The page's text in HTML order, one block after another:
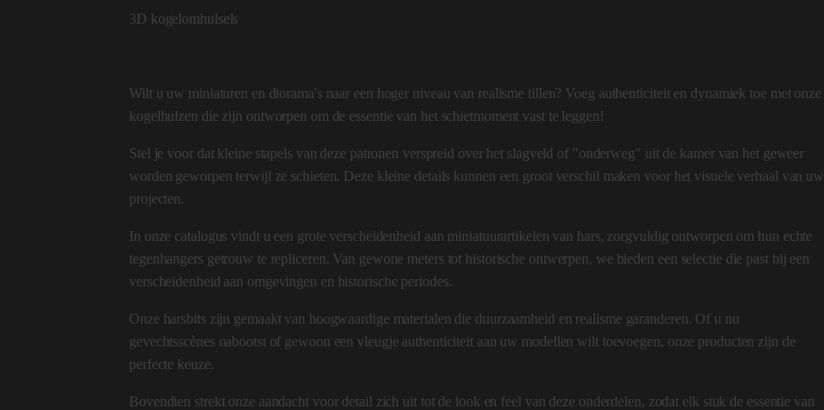
3D kogelomhulsels
Wilt u uw miniaturen en diorama's naar een hoger niveau van realisme tillen? Voeg authenticiteit en dynamiek toe met onze
kogelhulzen die zijn ontworpen om de essentie van het schietmoment vast te leggen!
Stel je voor dat kleine stapels van deze patronen verspreid over het slagveld of "onderweg" uit de kamer van het geweer
worden geworpen terwijl ze schieten. Deze kleine details kunnen een groot verschil maken voor het visuele verhaal van uw
projecten.
In onze catalogus vindt u een grote verscheidenheid aan miniatuurartikelen van hars, zorgvuldig ontworpen om hun echte
tegenhangers getrouw te repliceren. Van gewone meters tot historische ontwerpen, we bieden een selectie die past bij een
verscheidenheid aan omgevingen en historische periodes.
Onze harsbits zijn gemaakt van hoogwaardige materialen die duurzaamheid en realisme garanderen. Of u nu
gevechtsscènes nabootst of gewoon een vleugje authenticiteit aan uw modellen wilt toevoegen, onze producten zijn de
perfecte keuze.
Bovendien strekt onze aandacht voor detail zich uit tot de look en feel van deze onderdelen, zodat elk stuk de essentie van